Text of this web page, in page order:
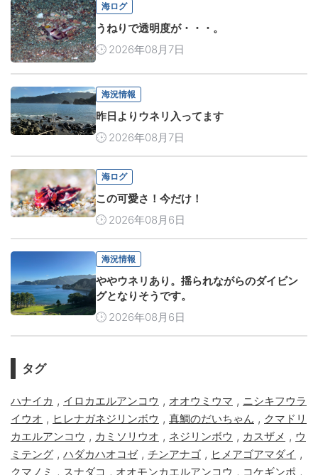
海ログ
うねりで透明度が・・・。
2026年08月7日
海況情報
昨日よりウネリ入ってます
2026年08月7日
海ログ
この可愛さ！今だけ！
2026年08月6日
海況情報
ややウネリあり。揺られながらのダイビン
グとなりそうです。
2026年08月6日
タグ
ハナイカ , イロカエルアンコウ , オオウミウマ , ニシキフウラ
イウオ , ヒレナガネジリンボウ , 真鯛のだいちゃん , クマドリ
カエルアンコウ , カミソリウオ , ネジリンボウ , カスザメ , ウ
ミテング , ハダカハオコゼ, チンアナゴ , ヒメアゴアマダイ ,
クマノミ , スナダコ , オオモンカエルアンコウ , コケギンポ ,